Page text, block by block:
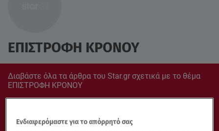
ΕΠΙΣΤΡΟΦΗ ΚΡΟΝΟΥ
Διαβάστε όλα τα άρθρα του Star.gr σχετικά με το θέμα
ΕΠΙΣΤΡΟΦΗ ΚΡΟΝΟΥ
Ενδιαφερόμαστε για το απόρρητό σας